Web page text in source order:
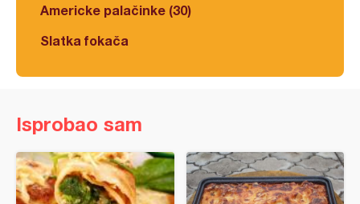
Americke palačinke (30)
Slatka fokača
Isprobao sam